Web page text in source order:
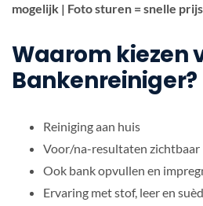
mogelijk | Foto sturen = snelle
Waarom kiezen
Bankenreiniger?
Reiniging aan huis
Voor/na-resultaten zichtbaar
Ook bank opvullen en
Ervaring met stof, leer en